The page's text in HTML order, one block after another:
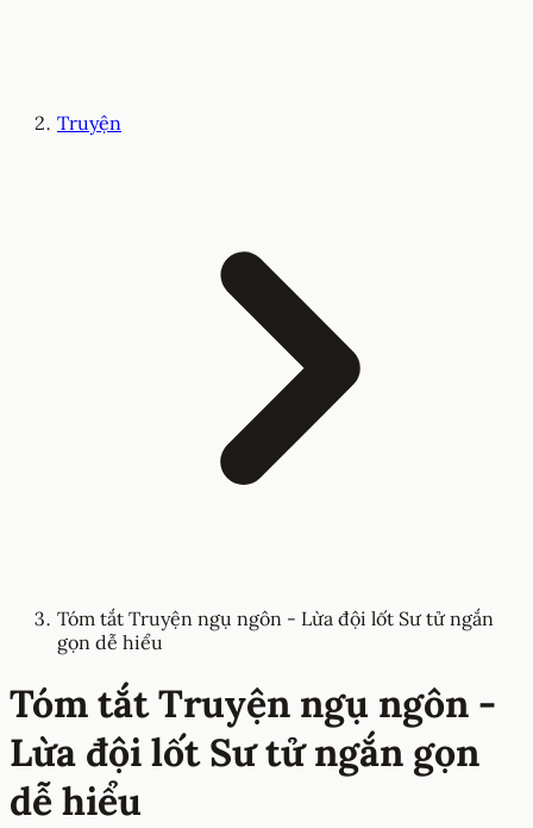
Truyện
Tóm tắt Truyện ngụ ngôn - Lừa đội lốt Sư tử ngắn
gọn dễ hiểu
Tóm tắt Truyện ngụ ngôn -
Lừa đội lốt Sư tử ngắn gọn
dễ hiểu